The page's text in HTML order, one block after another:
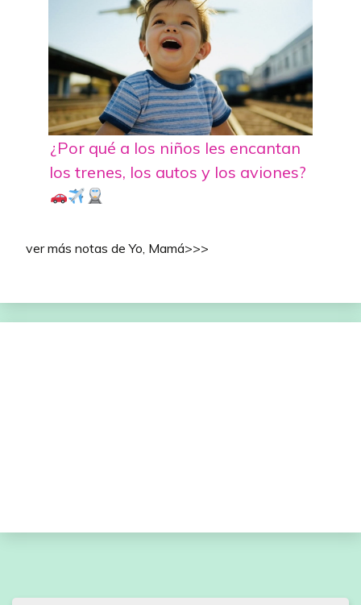
¿Por qué a los niños les encantan
los trenes, los autos y los aviones?
ver más notas de Yo, Mamá>>>